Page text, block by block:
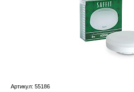
Артикул: 55186